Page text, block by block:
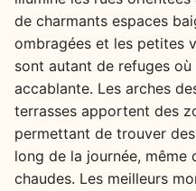
de charmants espaces
ombragées et les petites
sont autant de refuges
accablante. Les arches
terrasses apportent des
permettant de trouver
long de la journée, même
chaudes. Les meilleurs